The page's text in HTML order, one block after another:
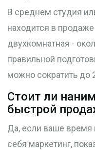
В среднем студия
находится в
двухкомнатная -
правильной
можно сократить до
Стоит ли
быстрой
Да, если ваше время
себя маркетинг,